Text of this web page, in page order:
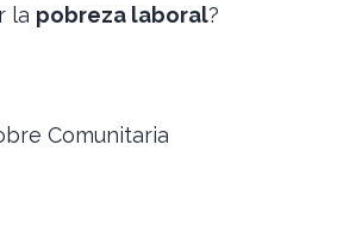
la pobreza laboral?
Comunitaria